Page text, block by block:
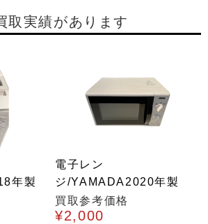
取実績があります
年製
電子レン
ジ/YAMADA2020年製
買取参考価格
¥2,000